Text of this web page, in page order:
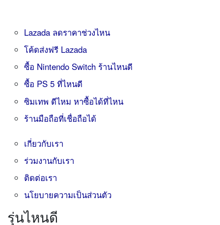
Lazada ลดราคาช่วงไหน
โค้ดส่งฟรี Lazada
ซื้อ Nintendo Switch ร้านไหนดี
ซื้อ PS 5 ที่ไหนดี
ซิมเทพ ดีไหม หาซื้อได้ที่ไหน
ร้านมือถือที่เชื่อถือได้
เกี่ยวกับเรา
ร่วมงานกับเรา
ติดต่อเรา
นโยบายความเป็นส่วนตัว
รุ่นไหนดี